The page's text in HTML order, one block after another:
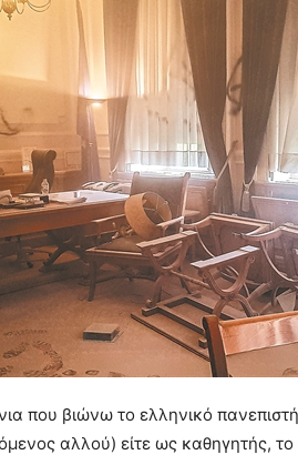
που βιώνω το ελληνικό
αλλού) είτε ως καθηγητής, το